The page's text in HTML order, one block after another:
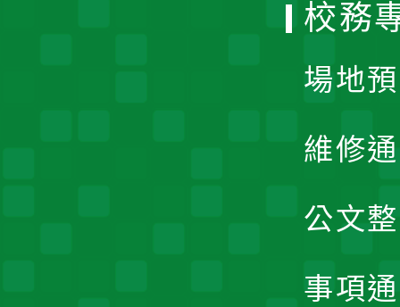
校務
場地
維修
公文
事項